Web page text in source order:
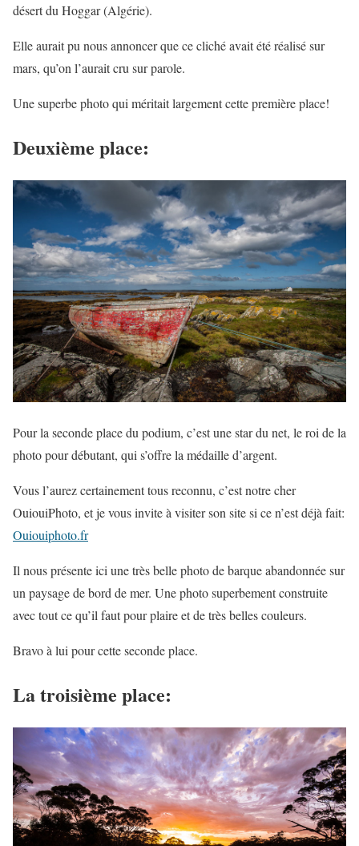
désert du Hoggar (Algérie).
Elle aurait pu nous annoncer que ce cliché avait été réalisé sur
mars, qu’on l’aurait cru sur parole.
Une superbe photo qui méritait largement cette première place!
Deuxième place:
Pour la seconde place du podium, c’est une star du net, le roi de la
photo pour débutant, qui s’offre la médaille d’argent.
Vous l’aurez certainement tous reconnu, c’est notre cher
OuiouiPhoto, et je vous invite à visiter son site si ce n’est déjà fait:
Ouiouiphoto.fr
Il nous présente ici une très belle photo de barque abandonnée sur
un paysage de bord de mer. Une photo superbement construite
avec tout ce qu’il faut pour plaire et de très belles couleurs.
Bravo à lui pour cette seconde place.
La troisième place: